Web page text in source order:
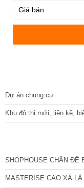
Dự án chung cư
Khu đô thị mới, liền kề,
SHOPHOUSE CHÂN ĐẾ
MASTERISE CAO XÀ